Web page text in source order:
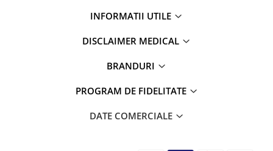
INFORMATII UTILE
DISCLAIMER MEDICAL
BRANDURI
PROGRAM DE FIDELITATE
DATE COMERCIALE